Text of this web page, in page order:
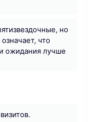
но
что
ожидания лучше